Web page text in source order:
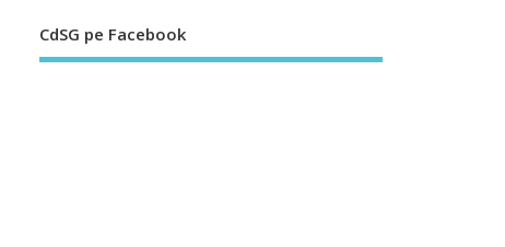
CdSG pe Facebook